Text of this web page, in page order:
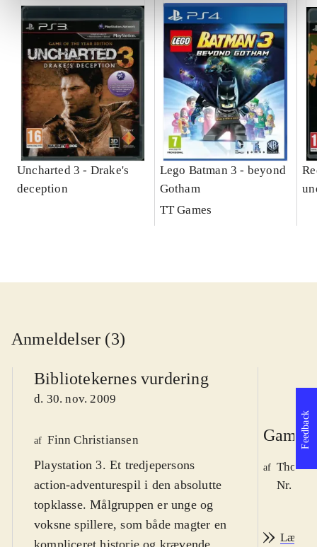
Uncharted 3 - Drake's
deception
Lego Batman 3 - beyond
Gotham
TT Games
Anmeldelser (3)
Bibliotekernes vurdering
d. 30. nov. 2009
af Finn Christiansen
Playstation 3. Et tredjepersons
action-adventurespil i den absolutte
topklasse. Målgruppen er unge og
voksne spillere, som både magter en
kompliceret historie og krævende
Game
af
Nr.
Læs
Feedback